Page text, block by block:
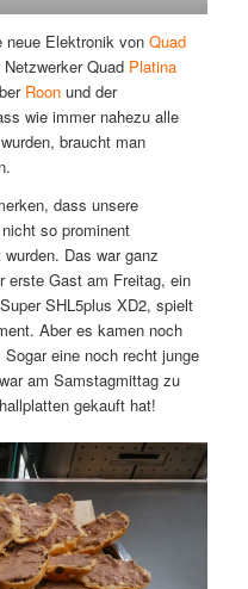
neue Elektronik von Quad
Quad Platina
Roonund der
wie immer nahezu alle
braucht man
dass unsere
so prominent
Das war ganz
erste Gast am Freitag, ein
SHL5plus XD2, spielt
Aber es kamen noch
eine noch recht junge
am Samstagmittag zu
gekauft hat!